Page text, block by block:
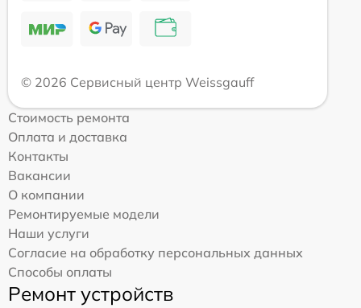
© 2026 Сервисный центр Weissgauff
Стоимость ремонта
Оплата и доставка
Контакты
Вакансии
О компании
Ремонтируемые модели
Наши услуги
Согласие на обработку персональных данных
Способы оплаты
Ремонт устройств